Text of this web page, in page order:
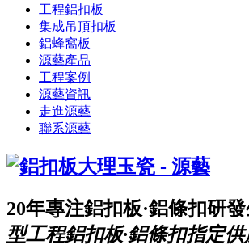
工程鋁扣板
集成吊頂扣板
鋁蜂窩板
源藝產品
工程案例
源藝資訊
走進源藝
聯系源藝
20年專注鋁扣板·鋁條扣研
型工程鋁扣板·鋁條扣指定